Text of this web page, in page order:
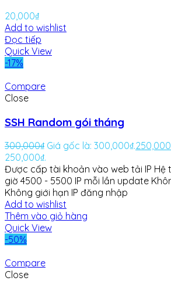
20,000₫
Add to wishlist
Đọc tiếp
Quick View
-17%
Compare
Close
SSH Random gói tháng
300,000₫ Giá gốc là: 300,000₫.250,000
250,000₫.
Được cấp tài khoản vào web tải IP Hệ
giờ 4500 - 5500 IP mỗi lần update
Không giới hạn IP đăng nhập
Add to wishlist
Thêm vào giỏ hàng
Quick View
-50%
Compare
Close